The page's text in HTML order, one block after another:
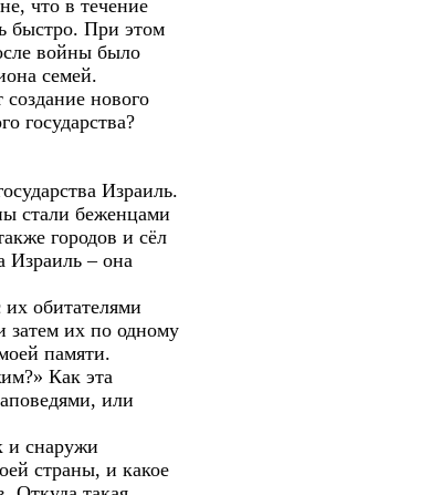
что в течение
быстро. При этом
войны было
семей.
нового
государства?
Израиль.
стали беженцами
городов и сёл
Израиль – она
обитателями
затем их по одному
памяти.
Как эта
или
и снаружи
страны, и какое